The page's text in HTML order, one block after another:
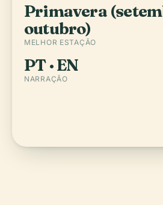
Primavera
outubro)
MELHOR ESTAÇÃO
PT · EN
NARRAÇÃO